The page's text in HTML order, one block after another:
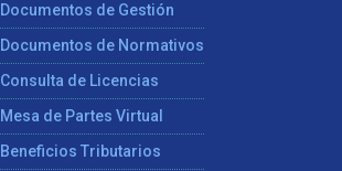
Documentos de Gestión
Documentos de Normativos
Consulta de Licencias
Mesa de Partes Virtual
Beneficios Tributarios